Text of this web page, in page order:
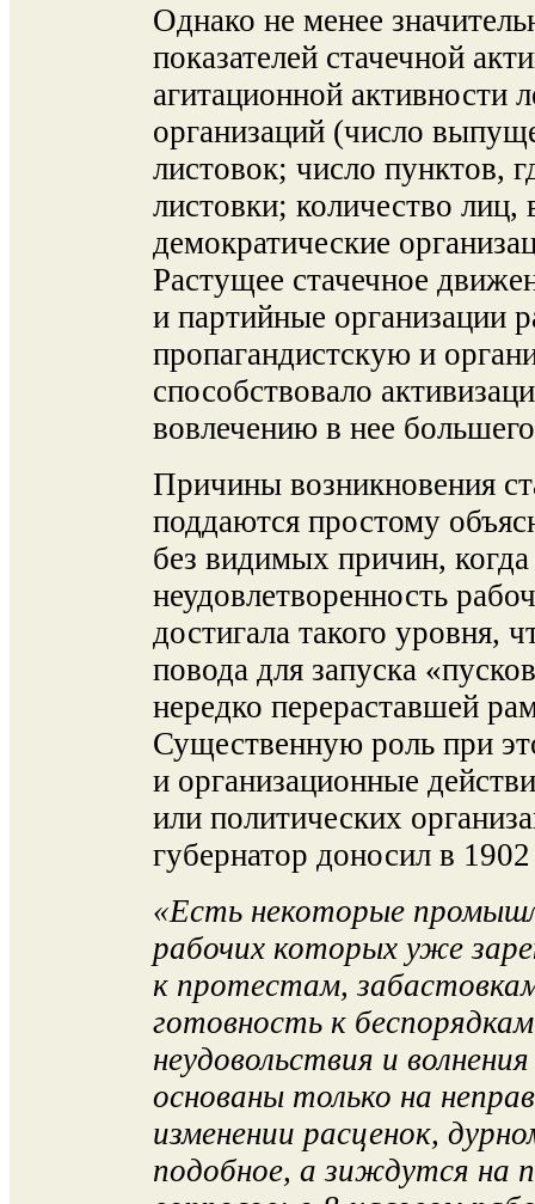
Однако не менее
показателей стачечной
агитационной активности
организаций (число
листовок; число пунктов,
листовки; количество
демократические
Растущее стачечное
и партийные организации
пропагандистскую и
способствовало
вовлечению в нее
Причины возникновения
поддаются простому
без видимых причин, когда
неудовлетворенность
достигала такого уровня,
повода для запуска
нередко перераставшей
Существенную роль при
и организационные
или политических
губернатор доносил в
«Есть некоторые
рабочих которых уже
к протестам,
готовность к
неудовольствия и
основаны только на
изменении расценок,
подобное, а зиждутся на